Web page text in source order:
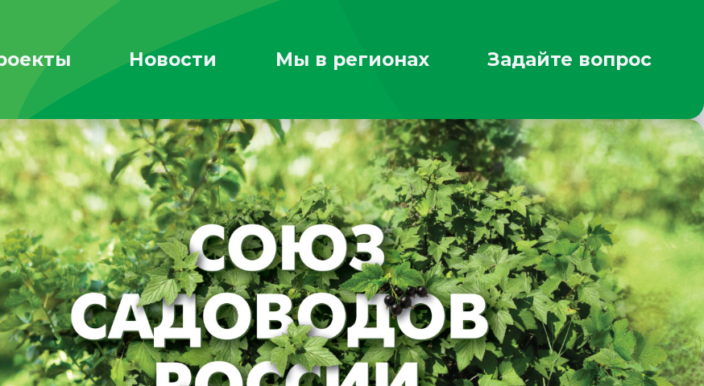
Новости Мы в регионах Задайте вопрос